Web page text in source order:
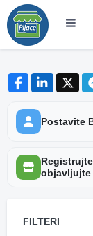
Postavite
Registrujte
objavljujte
FILTERI